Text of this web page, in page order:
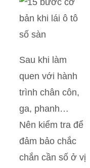
Sau khi làm
quen với hành
trình chân côn,
ga, phanh…
Nên kiểm tra để
đảm bảo chắc
chắn cần số ở vị